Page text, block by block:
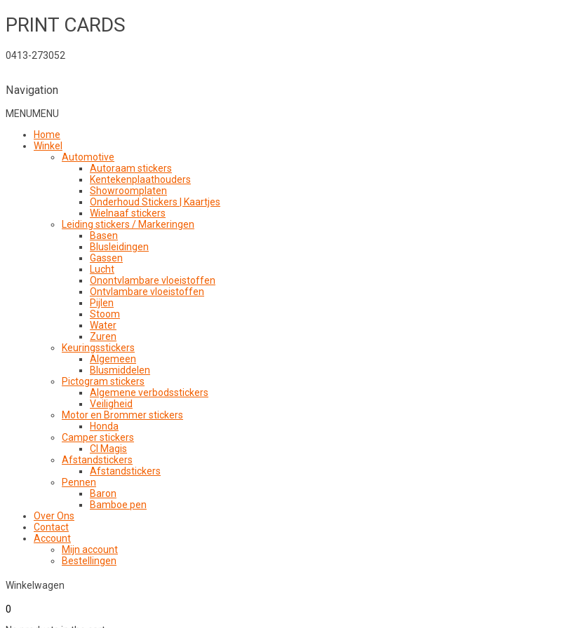
PRINT CARDS
0413-273052
Navigation
MENUMENU
Home
Winkel
Automotive
Autoraam stickers
Kentekenplaathouders
Showroomplaten
Onderhoud Stickers | Kaartjes
Wielnaaf stickers
Leiding stickers / Markeringen
Basen
Blusleidingen
Gassen
Lucht
Onontvlambare vloeistoffen
Ontvlambare vloeistoffen
Pijlen
Stoom
Water
Zuren
Keuringsstickers
Algemeen
Blusmiddelen
Pictogram stickers
Algemene verbodsstickers
Veiligheid
Motor en Brommer stickers
Honda
Camper stickers
CI Magis
Afstandstickers
Afstandstickers
Pennen
Baron
Bamboe pen
Over Ons
Contact
Account
Mijn account
Bestellingen
Winkelwagen
0